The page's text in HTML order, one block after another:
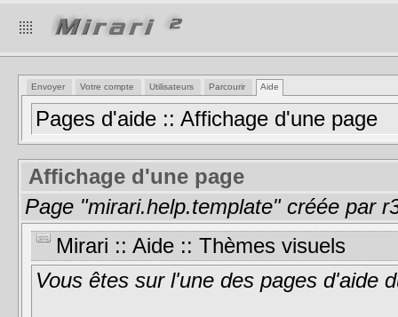
Envoyer Votre compte Utilisateurs Parcourir Aide
Pages d'aide :: Affichage d'une page
Affichage d'une page
Page "mirari.help.template" créée par
Mirari :: Aide :: Thèmes visuels
Vous êtes sur l'une des pages d'aide